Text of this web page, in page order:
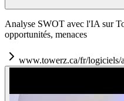
Analyse SWOT avec l'IA sur
opportunités, menaces
www.towerz.ca/fr/logiciels/